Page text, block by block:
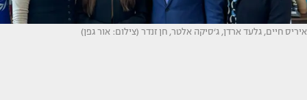
איריס חיים, גלעד ארדן, ג׳סיקה אלטר, חן זנדר (צילום: אור גפן)